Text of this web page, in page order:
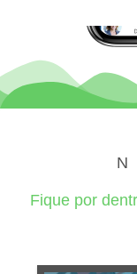
Fique por